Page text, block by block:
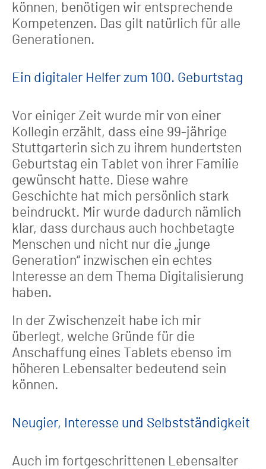
können, benötigen wir entsprechende
Kompetenzen. Das gilt natürlich für alle
Generationen.
Ein digitaler Helfer zum 100. Geburtstag
Vor einiger Zeit wurde mir von einer
Kollegin erzählt, dass eine 99-jährige
Stuttgarterin sich zu ihrem hundertsten
Geburtstag ein Tablet von ihrer Familie
gewünscht hatte. Diese wahre
Geschichte hat mich persönlich stark
beindruckt. Mir wurde dadurch nämlich
klar, dass durchaus auch hochbetagte
Menschen und nicht nur die „junge
Generation“ inzwischen ein echtes
Interesse an dem Thema Digitalisierung
haben.
In der Zwischenzeit habe ich mir
überlegt, welche Gründe für die
Anschaffung eines Tablets ebenso im
höheren Lebensalter bedeutend sein
können.
Neugier, Interesse und Selbstständigkeit
Auch im fortgeschrittenen Lebensalter